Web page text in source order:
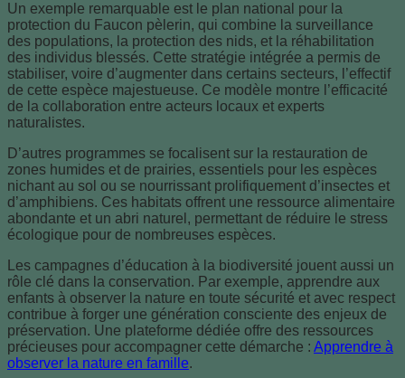
Un exemple remarquable est le plan national pour la
protection du Faucon pèlerin, qui combine la surveillance
des populations, la protection des nids, et la réhabilitation
des individus blessés. Cette stratégie intégrée a permis de
stabiliser, voire d’augmenter dans certains secteurs, l’effectif
de cette espèce majestueuse. Ce modèle montre l’efficacité
de la collaboration entre acteurs locaux et experts
naturalistes.
D’autres programmes se focalisent sur la restauration de
zones humides et de prairies, essentiels pour les espèces
nichant au sol ou se nourrissant prolifiquement d’insectes et
d’amphibiens. Ces habitats offrent une ressource alimentaire
abondante et un abri naturel, permettant de réduire le stress
écologique pour de nombreuses espèces.
Les campagnes d’éducation à la biodiversité jouent aussi un
rôle clé dans la conservation. Par exemple, apprendre aux
enfants à observer la nature en toute sécurité et avec respect
contribue à forger une génération consciente des enjeux de
préservation. Une plateforme dédiée offre des ressources
précieuses pour accompagner cette démarche : Apprendre à
observer la nature en famille.